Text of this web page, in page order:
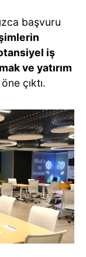
başvuru
iş
ve yatırım
çıktı.